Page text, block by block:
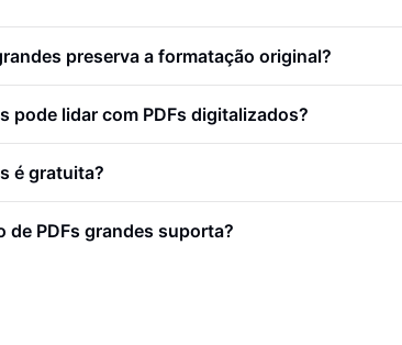
preserva a formatação original?
pode lidar com PDFs digitalizados?
é gratuita?
PDFs grandes suporta?